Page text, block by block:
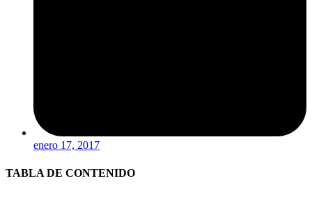
enero 17, 2017
TABLA DE CONTENIDO